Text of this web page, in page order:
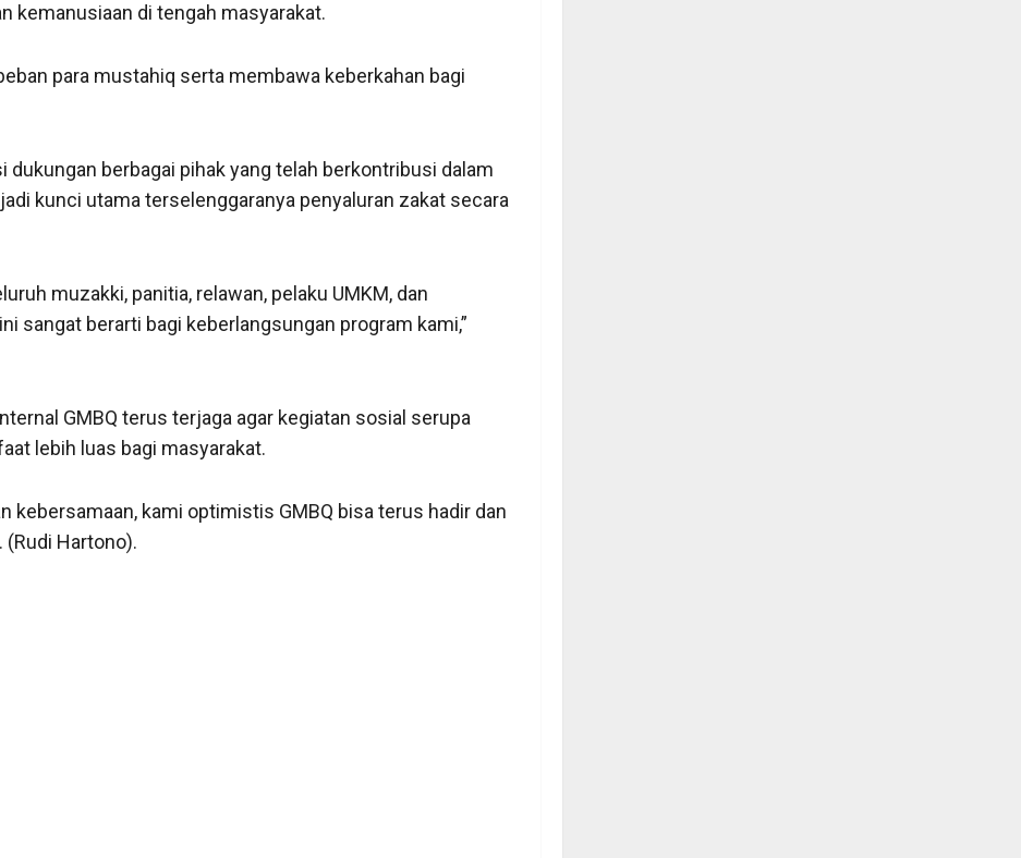
kemanusiaan di tengah masyarakat.
para mustahiq serta membawa keberkahan bagi
dukungan berbagai pihak yang telah berkontribusi dalam
kunci utama terselenggaranya penyaluran zakat secara
muzakki, panitia, relawan, pelaku UMKM, dan
sangat berarti bagi keberlangsungan program kami,”
GMBQ terus terjaga agar kegiatan sosial serupa
lebih luas bagi masyarakat.
kebersamaan, kami optimistis GMBQ bisa terus hadir dan
(Rudi Hartono).